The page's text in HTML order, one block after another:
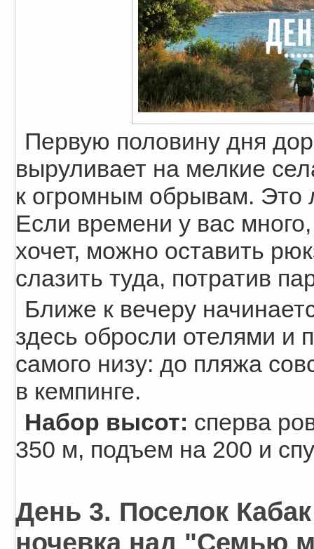
Первую половину дня
выруливает на мелкие
к огромным обрывам. Это
Если времени у вас
хочет, можно оставить
слазить туда, потратив
Ближе к вечеру
здесь обросли отелями и
самого низу: до пляжа
в кемпинге.
Набор высот: сперва
350 м, подъем на 200 и
День 3. Поселок
ночевка над "Семью